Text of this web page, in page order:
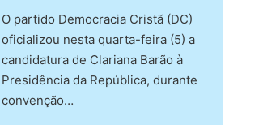
O partido Democracia Cristã (DC)
oficializou nesta quarta-feira (5) a
candidatura de Clariana Barão à
Presidência da República, durante
convenção…